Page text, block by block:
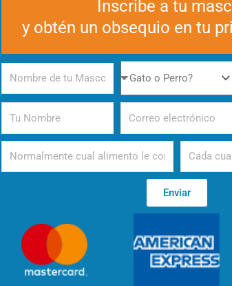
Inscribe a tu
y obtén un obsequio en tu
de
tu
Mascota
Perro
Alimento Periodicidad
Enviar